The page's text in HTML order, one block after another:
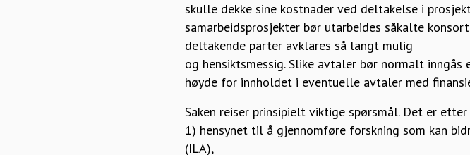
skulle dekke sine kostnader ved deltakelse i
samarbeidsprosjekter bør utarbeides såkalte
deltakende parter avklares så langt mulig
og hensiktsmessig. Slike avtaler bør normalt
høyde for innholdet i eventuelle avtaler med
Saken reiser prinsipielt viktige spørsmål. Det er
1) hensynet til å gjennomføre forskning som kan
(ILA),